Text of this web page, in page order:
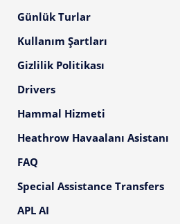
Günlük Turlar
Kullanım Şartları
Gizlilik Politikası
Drivers
Hammal Hizmeti
Heathrow Havaalanı Asistanı
FAQ
Special Assistance Transfers
APL AI